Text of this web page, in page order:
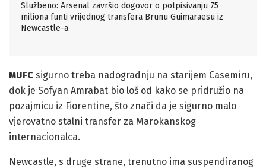
Službeno: Arsenal završio dogovor o potpisivanju 75
miliona funti vrijednog transfera Brunu Guimaraesu iz
Newcastle-a.
MUFC sigurno treba nadogradnju na starijem Casemiru,
dok je Sofyan Amrabat bio loš od kako se pridružio na
pozajmicu iz Fiorentine, što znači da je sigurno malo
vjerovatno stalni transfer za Marokanskog
internacionalca.
Newcastle, s druge strane, trenutno ima suspendiranog